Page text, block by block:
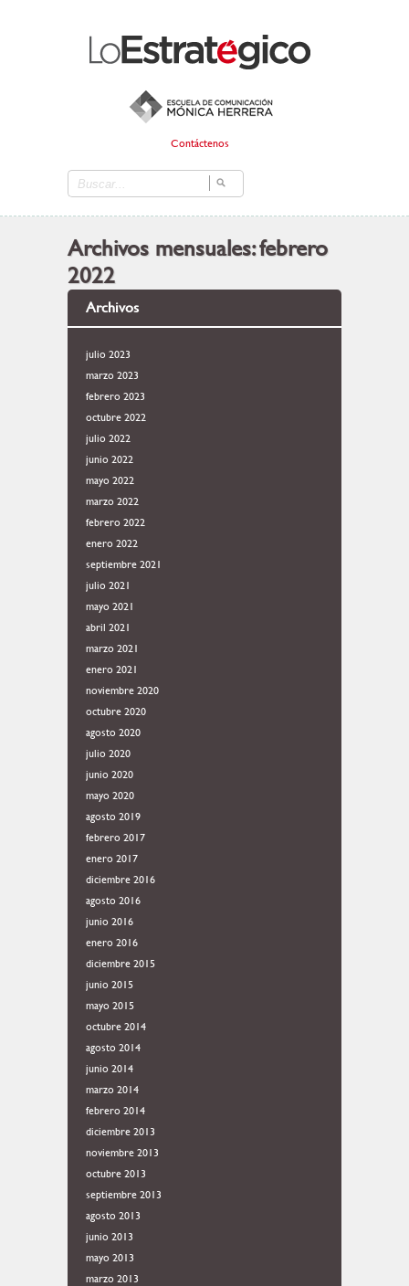
Contáctenos
Archivos mensuales:febrero
2022
Archivos
julio 2023
marzo 2023
febrero 2023
octubre 2022
julio 2022
junio 2022
mayo 2022
marzo 2022
febrero 2022
enero 2022
septiembre 2021
julio 2021
mayo 2021
abril 2021
marzo 2021
enero 2021
noviembre 2020
octubre 2020
agosto 2020
julio 2020
junio 2020
mayo 2020
agosto 2019
febrero 2017
enero 2017
diciembre 2016
agosto 2016
junio 2016
enero 2016
diciembre 2015
junio 2015
mayo 2015
octubre 2014
agosto 2014
junio 2014
marzo 2014
febrero 2014
diciembre 2013
noviembre 2013
octubre 2013
septiembre 2013
agosto 2013
junio 2013
mayo 2013
marzo 2013